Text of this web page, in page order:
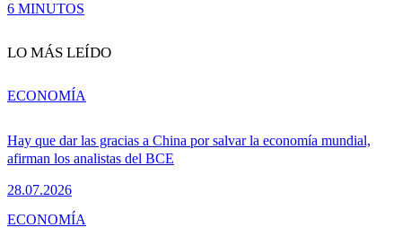
6 MINUTOS
LO MÁS LEÍDO
Hay que dar las gracias a China por salvar la economía mundial,
afirman los analistas del BCE
28.07.2026
ECONOMÍA
ECONOMÍA